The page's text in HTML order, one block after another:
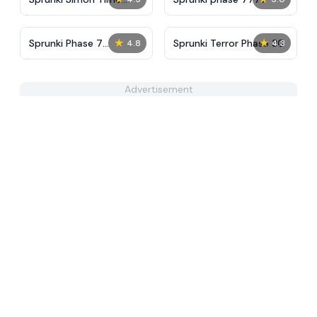
PHASE 3
★ 4.8
Sprunki Phase 7
Remastered
★ 4.3
Sprunki Terror Phase 30
Advertisement